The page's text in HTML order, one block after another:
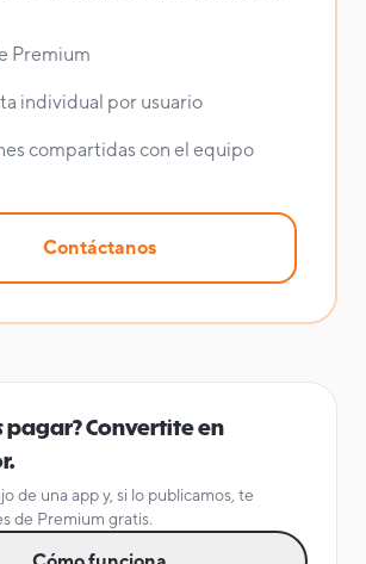
Premium
individual por usuario
compartidas con el equipo
Contáctanos
pagar? Convertite en
de una app y, si lo publicamos, te
de Premium gratis.